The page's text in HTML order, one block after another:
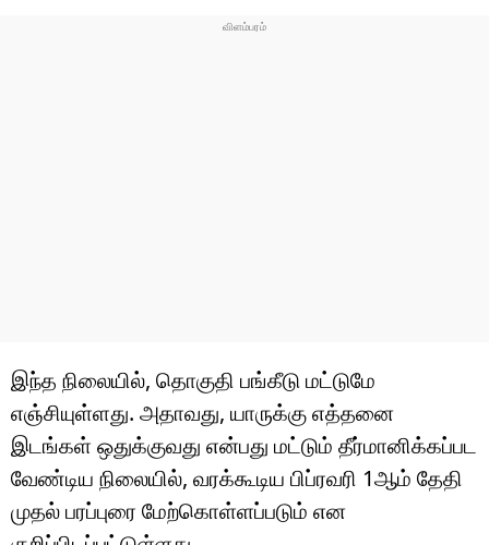
இந்த நிலையில், தொகுதி பங்கீடு மட்டுமே
எஞ்சியுள்ளது. அதாவது, யாருக்கு எத்தனை
இடங்கள் ஒதுக்குவது என்பது மட்டும் தீர்மானிக்கப்பட
வேண்டிய நிலையில், வரக்கூடிய பிப்ரவரி 1ஆம் தேதி
முதல் பரப்புரை மேற்கொள்ளப்படும் என